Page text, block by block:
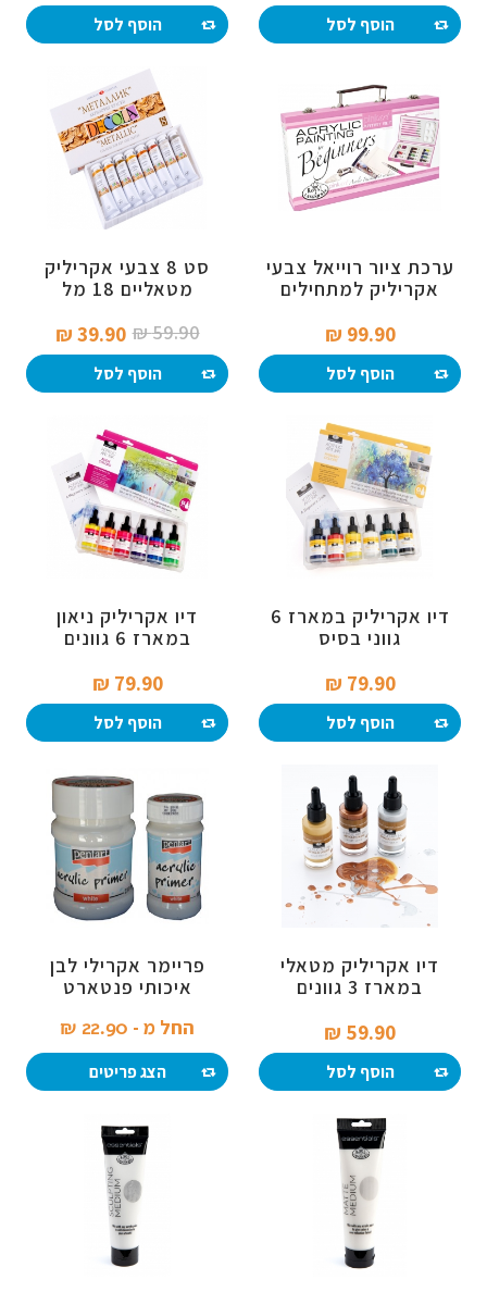
הוסף לסל הוסף לסל
ערכת ציור רוייאל צבעי
אקריליק למתחילים
99.90 ₪‎
הוסף לסל
סט 8 צבעי אקריליק
מטאליים 18 מל
59.90 ₪‎
39.90 ₪‎
הוסף לסל
דיו אקריליק במארז 6
גווני בסיס
79.90 ₪‎
הוסף לסל
דיו אקריליק ניאון
במארז 6 גוונים
79.90 ₪‎
הוסף לסל
דיו אקריליק מטאלי
במארז 3 גוונים
59.90 ₪‎
הוסף לסל
פריימר אקרילי לבן
איכותי פנטארט
החל מ - 22.90 ₪‎
הצג פריטים